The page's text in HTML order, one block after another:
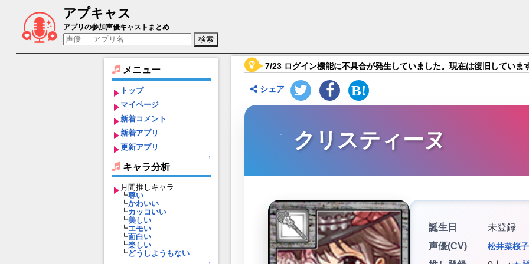
アプキャス
クリスティーヌ（声優：松井菜桜子)【東京放課後サモナーズ】キャラ紹介
アプリの参加声優キャストまとめ
メニュー
トップ
マイページ
新着コメント
新着アプリ
更新アプリ
↑
キャラ分析
月間推しキャラ
┗尊い
┗かわいい
┗カッコいい
┗美しい
┗エモい
┗面白い
┗楽しい
┗どうしようもない
7/23 ログイン機能に不具合が発生していました。現在は復旧していま
シェア
クリスティーヌ
誕生日
未登録
声優(CV)
松井菜桜子